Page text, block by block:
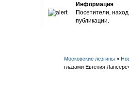
Информация
Посетители,
публикации.
Московские лезгины »
глазами Евгения